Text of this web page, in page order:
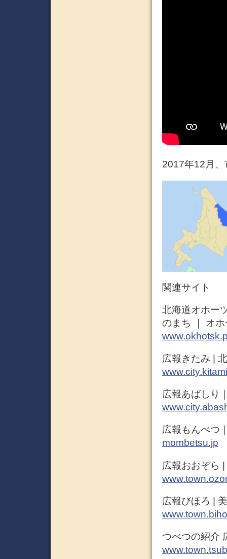
2017年12月
関連サイト
北海道オホー
のま​ち ｜ オ
広報きたみ |
広報あばしり
広報もんべつ
mombetsu.jp
広報おおぞら
広報びほろ |
つべつの紹介